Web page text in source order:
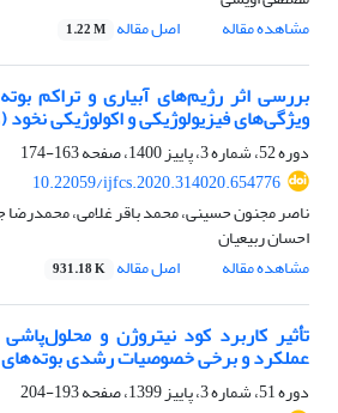
مشاهده مقاله
اصل مقاله 1.22 M
بررسی اثر رژیم‌های آبیاری و تراکم
ویژگی‌های فیزیولوژیکی و اکولوژیکی نخود (Cicer arietinum L)
دوره 52، شماره 3، پاییز 1400، صفحه
163-174
10.22059/ijfcs.2020.314020.654776
ناصر مجنون حسینی، محمد باقر غلامی، محمدرضا
احسان ربیعیان
مشاهده مقاله
اصل مقاله 931.18 K
تأثیر کاربرد کود نیتروژن و
عملکرد و برخی خصوصیات رشدی
دوره 51، شماره 3، پاییز 1399، صفحه
193-204